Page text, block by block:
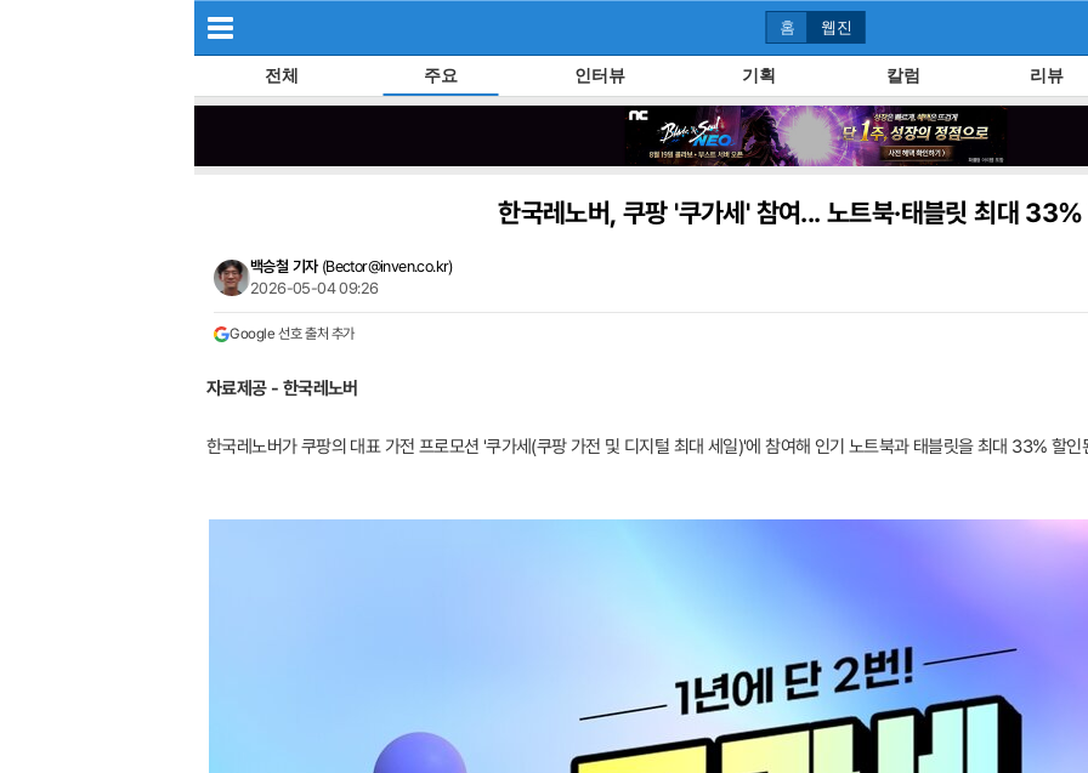
홈 웹진
전체 주요 인터뷰 기획 칼럼 리뷰
한국레노버, 쿠팡 '쿠가세' 참여... 노트북·태블릿 최대 33%
백승철 기자 (Bector@inven.co.kr)
2026-05-04 09:26
Google 선호 출처 추가
자료제공 - 한국레노버
한국레노버가 쿠팡의 대표 가전 프로모션 '쿠가세(쿠팡 가전 및 디지털 최대 세일)'에 참여해 인기 노트북과 태블릿을 최대 33% 할인